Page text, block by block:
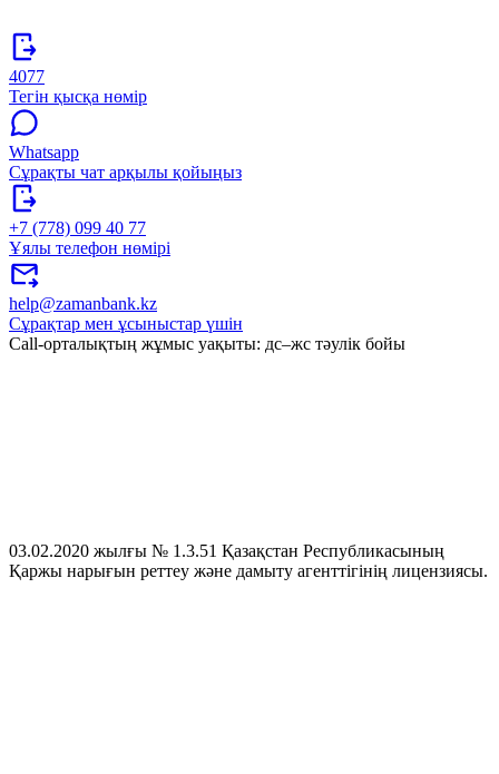
4077
Тегін қысқа нөмір
Whatsapp
Сұрақты чат арқылы қойыңыз
+7 (778) 099 40 77
Ұялы телефон нөмірі
help@zamanbank.kz
Сұрақтар мен ұсыныстар үшін
Call-орталықтың жұмыс уақыты: дс–жс тәулік бойы
03.02.2020 жылғы № 1.3.51 Қазақстан Республикасының
Қаржы нарығын реттеу және дамыту агенттігінің лицензиясы.